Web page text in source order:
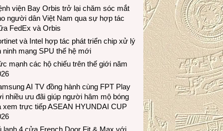
viện Bay Orbis trở lại chăm sóc mắt
người dân Việt Nam qua sự hợp tác
FedEx và Orbis
và Intel hợp tác phát triển chip xử lý
ninh mạng SPU thế hệ mới
mạnh các hộ chiếu trên thế giới năm
AI TV đồng hành cùng FPT Play
nhiều ưu đãi giúp người hâm mộ bóng
xem trực tiếp ASEAN HYUNDAI CUP
lạnh 4 cửa French Door Fit & Max với